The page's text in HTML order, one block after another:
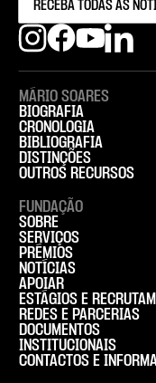
MÁRIO SOARES
BIOGRAFIA
CRONOLOGIA
BIBLIOGRAFIA
DISTINÇÕES
OUTROS RECURSOS
FUNDAÇÃO
SOBRE
SERVIÇOS
PRÉMIOS
NOTÍCIAS
APOIAR
ESTÁGIOS E
REDES E PARCERIAS
DOCUMENTOS
INSTITUCIONAIS
CONTACTOS E